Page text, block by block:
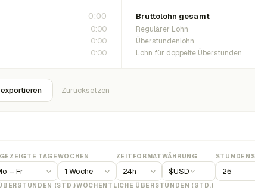
0:00
0:00
0:00
0:00
Bruttolohn gesamt
Regulärer Lohn
Überstundenlohn
Lohn für doppelte Überstunden
Zurücksetzen
TAGEWOCHEN ZEITFORMATWÄHRUNG
$USD
(STD.)WÖCHENTLICHE ÜBERSTUNDEN (STD.)